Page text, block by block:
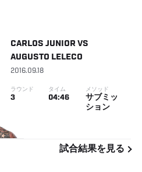
CARLOS JUNIOR VS
AUGUSTO LELECO
2016.09.18
ラウンド
3
タイム
04:46
メソッド
サブミッ
ション
試合結果を見る